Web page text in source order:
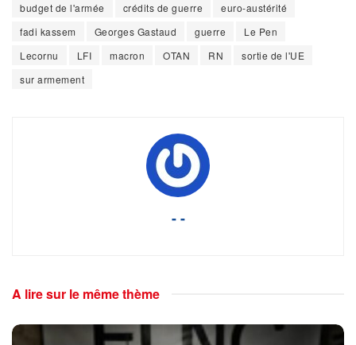
budget de l'armée
crédits de guerre
euro-austérité
fadi kassem
Georges Gastaud guerre
Le Pen
Lecornu
LFI macron OTAN RN
sortie de l'UE
sur armement
- -
A lire sur le même thème